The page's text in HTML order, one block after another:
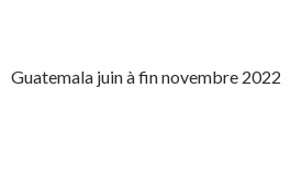
Guatemala juin à fin novembre 2022